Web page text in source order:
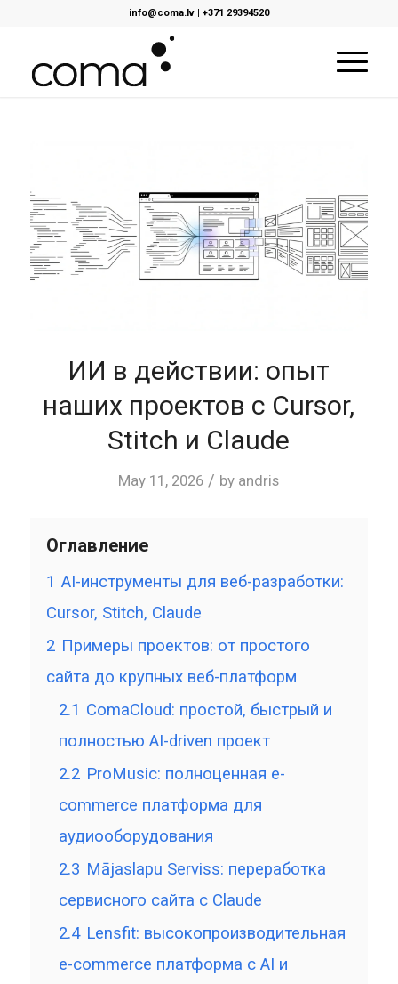
info@coma.lv| +371 29394520
ИИ в действии: опыт
наших проектов с Cursor,
Stitch и Claude
May 11, 2026 / by andris
Оглавление
1 AI-инструменты для веб-разработки:
Cursor, Stitch, Claude
2 Примеры проектов: от простого
сайта до крупных веб-платформ
2.1 ComaCloud: простой, быстрый и
полностью AI-driven проект
2.2 ProMusic: полноценная e-
commerce платформа для
аудиооборудования
2.3 Mājaslapu Serviss: переработка
сервисного сайта с Claude
2.4 Lensfit: высокопроизводительная
e-commerce платформа с AI и